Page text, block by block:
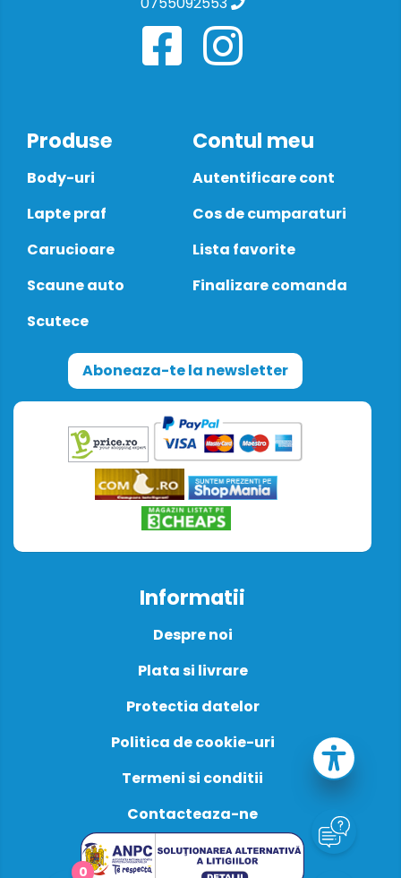
0
Produse
Body-uri
Lapte praf
Carucioare
Scaune auto
Scutece
Contul meu
Autentificare cont
Cos de cumparaturi
Lista favorite
Finalizare comanda
Aboneaza-te la newsletter
Informatii
Despre noi
Plata si livrare
Protectia datelor
Politica de cookie-uri
Termeni si conditii
Contacteaza-ne